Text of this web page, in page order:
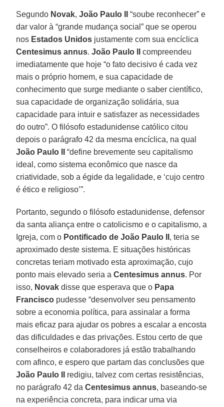
Segundo Novak,João Paulo II
“soube reconhecer” e
dar valor à “grande mudança social” que se operou
nos Estados Unidos justamente com sua encíclica
Centesimus annus.João Paulo II
compreendeu
imediatamente que hoje “o fato decisivo é cada vez
mais o próprio homem, e sua capacidade de
conhecimento que surge mediante o saber científico,
sua capacidade de organização solidária, sua
capacidade para intuir e satisfazer as necessidades
do outro”. O filósofo estadunidense católico citou
depois o parágrafo 42 da mesma encíclica, na qual
João Paulo II
“define brevemente seu capitalismo
ideal, como sistema econômico que nasce da
criatividade, sob a égide da legalidade, e ‘cujo centro
é ético e religioso’”.
Portanto, segundo o filósofo estadunidense, defensor
da santa aliança entre o catolicismo e o capitalismo, a
Igreja, com o Pontificado de João Paulo II , teria se
aproximado deste sistema. E situações históricas
concretas teriam motivado esta aproximação, cujo
ponto mais elevado seria aCentesimus annus. Por
isso, Novak disse que esperava que o Papa
Francisco pudesse “desenvolver seu pensamento
sobre a economia política, para assinalar a forma
mais eficaz para ajudar os pobres a escalar a encosta
das dificuldades e das privações. Estou certo de que
conselheiros e colaboradores já estão trabalhando
com afinco, e espero que partam das conclusões que
João Paulo II
redigiu, talvez com certas resistências,
no parágrafo 42 daCentesimus annus, baseando-se
na experiência concreta, para indicar uma via